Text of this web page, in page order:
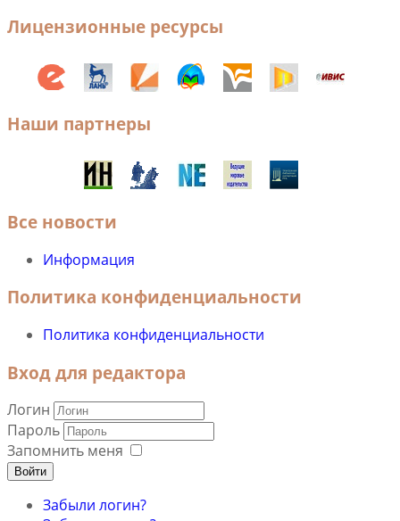
Лицензионные ресурсы
Наши партнеры
Все новости
Информация
Политика конфиденциальности
Политика конфиденциальности
Вход для редактора
Логин
Пароль
Запомнить меня
Войти
Забыли логин?